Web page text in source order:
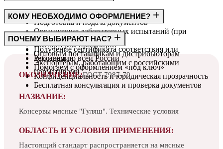
Консультация по требованиям ГОСТ
Подготовка и подача документов
Организация лабораторных испытаний (при
необходимости)
Получение сертификата соответствия или
декларации
КОМУ НЕОБХОДИМО ОФОРМЛЕНИЕ?
Производителям
Импортёрам продукции
Оптовым поставщикам и дистрибьюторам
Экспортёрам, работающим с российскими
нормативами
ПОЧЕМУ ВЫБИРАЮТ НАС?
Работаем по всей России
Помогаем с оформлением «под ключ»
Конфиденциальность и юридическая прозрачность
Бесплатная консультация и проверка документов
ОБОЗНАЧЕНИЕ:ГОСТ 7987-79
НАЗВАНИЕ:
Консервы мясные "Гуляш". Технические условия
ОБЛАСТЬ И УСЛОВИЯ ПРИМЕНЕНИЯ:
Настоящий стандарт распространяется на мясные